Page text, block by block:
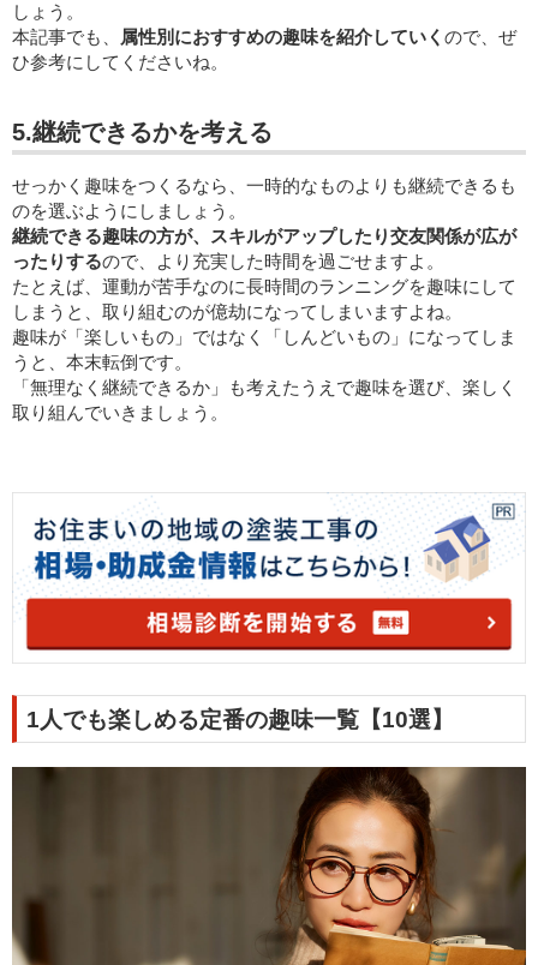
しょう。
本記事でも、 属性別におすすめの趣味を紹介していく ので、ぜ
ひ参考にしてくださいね。
5.継続できるかを考える
せっかく趣味をつくるなら、一時的なものよりも継続できるも
のを選ぶようにしましょう。
継続できる趣味の方が、スキルがアップしたり交友関係が広が
ったりするので、より充実した時間を過ごせますよ。
たとえば、運動が苦手なのに長時間のランニングを趣味にして
しまうと、取り組むのが億劫になってしまいますよね。
趣味が「楽しいもの」ではなく「しんどいもの」になってしま
うと、本末転倒です。
「無理なく継続できるか」も考えたうえで趣味を選び、楽しく
取り組んでいきましょう。
1人でも楽しめる定番の趣味一覧【10選】